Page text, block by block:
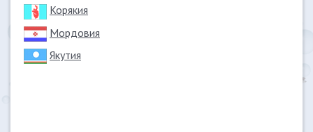
Корякия
Мордовия
Якутия